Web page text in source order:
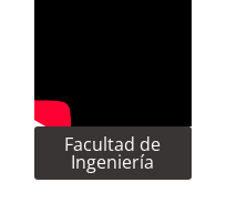
Facultad de
Ingeniería